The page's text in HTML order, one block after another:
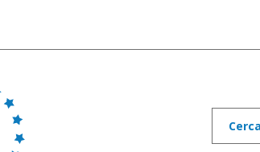
Prodotto